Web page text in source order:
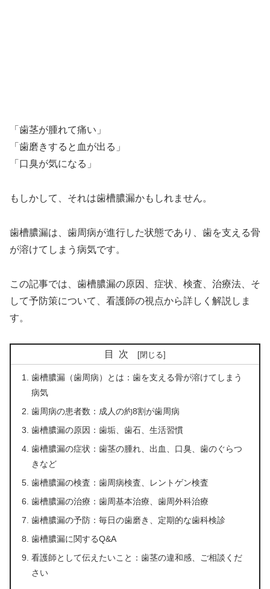
「歯茎が腫れて痛い」
「歯磨きすると血が出る」
「口臭が気になる」
もしかして、それは歯槽膿漏かもしれません。
歯槽膿漏は、歯周病が進行した状態であり、歯を支える骨
が溶けてしまう病気です。
この記事では、歯槽膿漏の原因、症状、検査、治療法、そ
して予防策について、看護師の視点から詳しく解説しま
す。
目次
歯槽膿漏（歯周病）とは：歯を支える骨が溶けてしまう
病気
歯周病の患者数：成人の約8割が歯周病
歯槽膿漏の原因：歯垢、歯石、生活習慣
歯槽膿漏の症状：歯茎の腫れ、出血、口臭、歯のぐらつ
きなど
歯槽膿漏の検査：歯周病検査、レントゲン検査
歯槽膿漏の治療：歯周基本治療、歯周外科治療
歯槽膿漏の予防：毎日の歯磨き、定期的な歯科検診
歯槽膿漏に関するQ&A
看護師として伝えたいこと：歯茎の違和感、ご相談くだ
さい